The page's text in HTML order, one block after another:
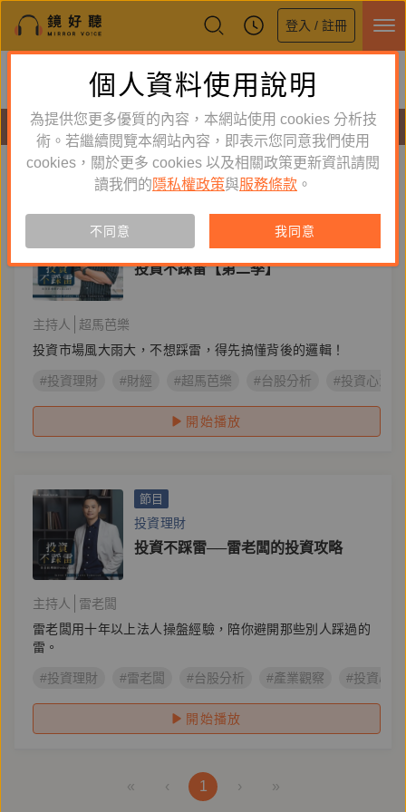
登入 / 註冊
鏡好聽全新APP上線
體驗全面升級，即刻下載
節目
台股分析 新到舊 舊到新
投資不踩雷【第二季】
主持人
超馬芭樂
投資市場風大雨大，不想踩雷，得先搞懂背後的邏輯！
#投資理財 #財經 #超馬芭樂 #台股分析 #投資心法
開始播放
節目
投資理財
投資不踩雷──雷老闆的投資攻略
主持人
雷老闆
雷老闆用十年以上法人操盤經驗，陪你避開那些別人踩過的
雷。
#投資理財 #雷老闆 #台股分析 #產業觀察 #投資心法
開始播放
« ‹ 1 › »
個人資料使用說明
為提供您更多優質的內容，本網站使用 cookies 分析技
術。若繼續閱覽本網站內容，即表示您同意我們使用
cookies，關於更多 cookies 以及相關政策更新資訊請閱
讀我們的 隱私權政策與服務條款 。
不同意 我同意